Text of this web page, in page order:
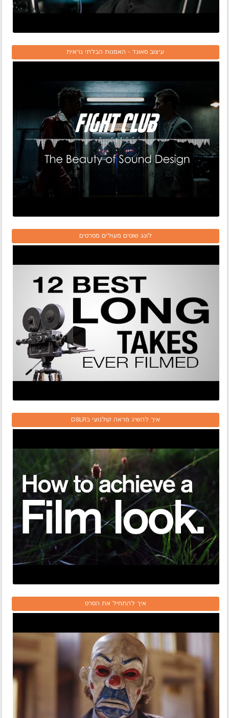
עיצוב סאונד - האמנות הבלתי נראית
לונג שוטים מעולים מסרטים
איך להשיג מראה קולנועי בDSLR
איך להתחיל את הסרט